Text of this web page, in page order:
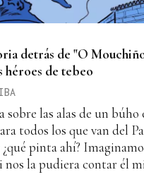
detrás de "O
de tebeo
sobre las alas de un búho
todos los que van del
pinta ahí?
nos la pudiera contar él